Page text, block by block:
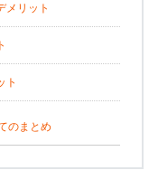
メリット
ト
のまとめ